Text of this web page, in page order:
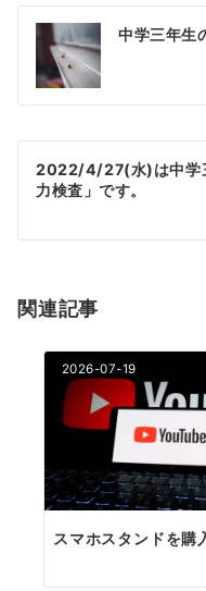
投
稿
ナ
ビ
ゲ
シ
ン
中学三年生
2022/4/27(水)は中学
力検査」です。
関連記事
2026-07-19
スマホスタンドを購